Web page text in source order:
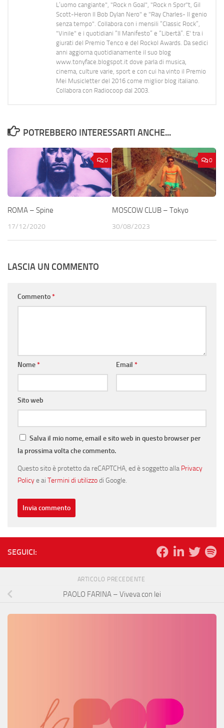
L’uomo cangiante", "Rock n Goal", "Rock n Spor"t, Gil
Scott-Heron Il Bob Dylan Nero" e "Ray Charles- Il genio
senza tempo". Collabora con i mensili “Classic Rock”,
"Vinile" e i quotidiani “Il Manifesto” e “Libertà”. E' tra i
giurati del Premio Tenco e del Rockol Awards. Da sedici
anni aggiorna quotidianamente il suo blog
www.tonyface.blogspot.it dove parla di musica,
cinema, culture varie, sport e con cui ha vinto il Premio
Mei Musicletter del 2016 come miglior blog italiano.
Collabora con Radiocoop dal 2003.
POTREBBERO INTERESSARTI ANCHE...
0
ROMA – Spine
17/12/2020
0
MOSCOW CLUB – Tokyo
30/08/2023
LASCIA UN COMMENTO
Commento*
Nome* Email *
Sito web
Salva il mio nome, email e sito web in questo browser per
la prossima volta che commento.
Questo sito è protetto da reCAPTCHA, ed è soggetto alla Privacy
Policye ai Termini di utilizzodi Google.
SEGUICI:
ARTICOLO PRECEDENTE
PAOLO FARINA – Viveva con lei